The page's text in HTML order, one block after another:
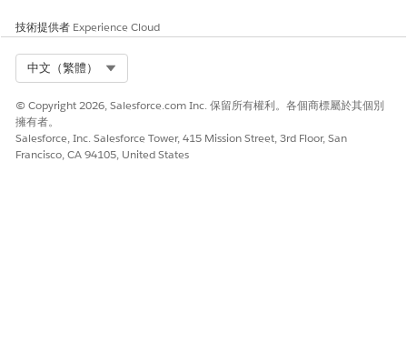
技術提供者 Experience Cloud
中文（繁體）
© Copyright 2026, Salesforce.com Inc. 保留所有權利。各個商標屬於其個別
擁有者。
Salesforce, Inc. Salesforce Tower, 415 Mission Street, 3rd Floor, San
Francisco, CA 94105, United States